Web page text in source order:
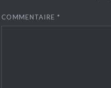
COMMENTAIRE *